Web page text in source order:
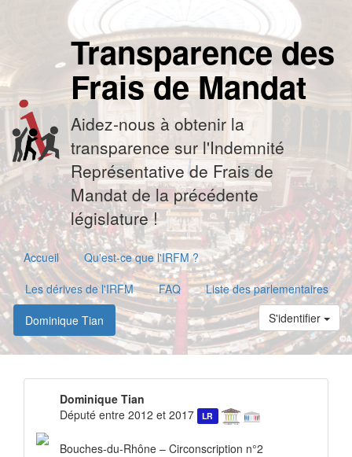
Transparence des
Frais de Mandat
Aidez-nous à obtenir la
transparence sur l'Indemnité
Représentative de Frais de
Mandat de la précédente
législature !
Accueil
Qu'est-ce que l'IRFM ?
Les dérives de l'IRFM
FAQ
Liste des parlementaires
Dominique Tian
S'identifier
Dominique Tian
Député entre 2012 et 2017
LR
Bouches-du-Rhône – Circonscription n°2